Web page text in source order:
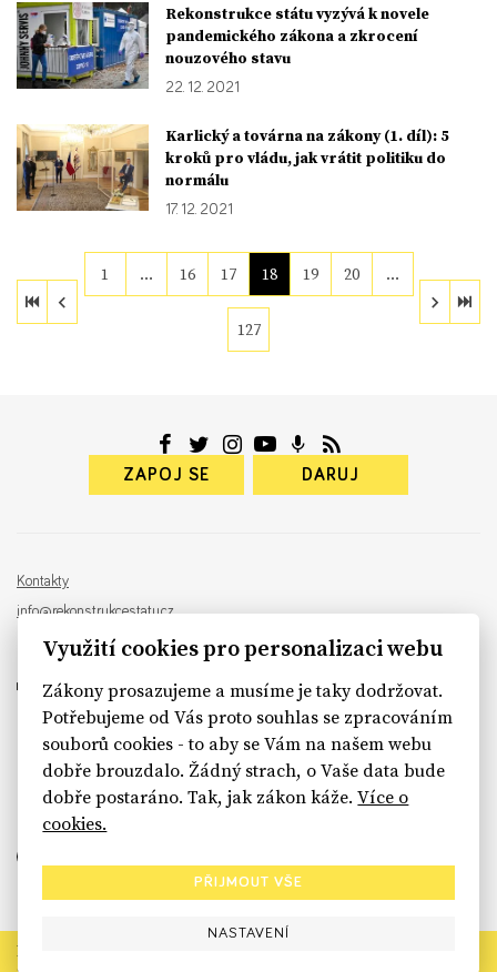
Rekonstrukce státu vyzývá k novele
pandemického zákona a zkrocení
nouzového stavu
22. 12. 2021
Karlický a továrna na zákony (1. díl): 5
kroků pro vládu, jak vrátit politiku do
normálu
17. 12. 2021
1 … 16 17 18 19 20 …
127
ZAPOJ SE DARUJ
Kontakty
info@rekonstrukcestatu.cz
Návrh a vývoj: Sinfin , ilustrace:
sinfin.digital
Rekonstrukce státu končí. Její členské organizace však dál
Využití cookies pro personalizaci webu
Zákony prosazujeme a musíme je taky dodržovat.
Potřebujeme od Vás proto souhlas se zpracováním
souborů cookies - to aby se Vám na našem webu
dobře brouzdalo. Žádný strach, o Vaše data bude
dobře postaráno. Tak, jak zákon káže.Více o
cookies.
PŘIJMOUT VŠE
NASTAVENÍ